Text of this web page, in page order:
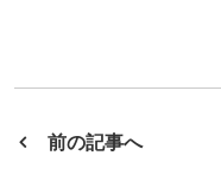
前の記事へ